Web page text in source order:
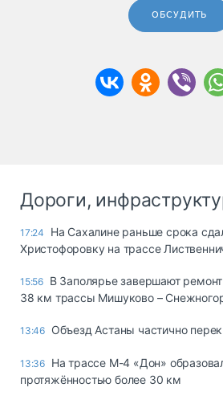
ОБСУДИТЬ
Дороги,
17:24
На Сахалине раньше срока
Христофоровку на трассе
15:56 В Заполярье завершают
38 км трассы Мишуково –
13:46 Объезд Астаны частично
13:36 На трассе М-4 «Дон»
протяжённостью более 30 км